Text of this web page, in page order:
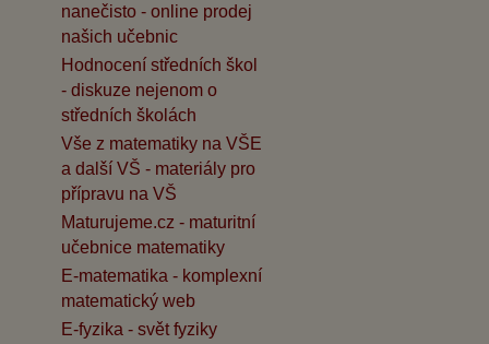
nanečisto - online prodej
našich učebnic
Hodnocení středních škol
- diskuze nejenom o
středních školách
Vše z matematiky na VŠE
a další VŠ - materiály pro
přípravu na VŠ
Maturujeme.cz - maturitní
učebnice matematiky
E-matematika - komplexní
matematický web
E-fyzika - svět fyziky